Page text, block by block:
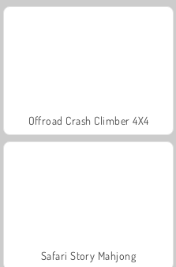
Offroad Crash Climber 4X4
Safari Story Mahjong